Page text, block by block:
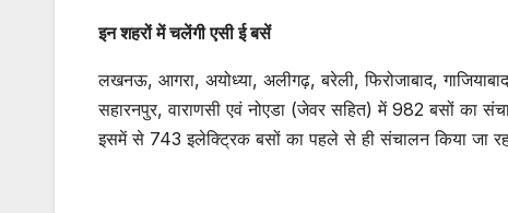
इन शहरों में चलेंगी एसी ई बसें
लखनऊ, आगरा, अयोध्या, अलीगढ़, बरेली, फिरोजाबाद,
सहारनपुर, वाराणसी एवं नोएडा (जेवर सहित) में 982 बसों का
इसमें से 743 इलेक्ट्रिक बसों का पहले से ही संचालन किया जा